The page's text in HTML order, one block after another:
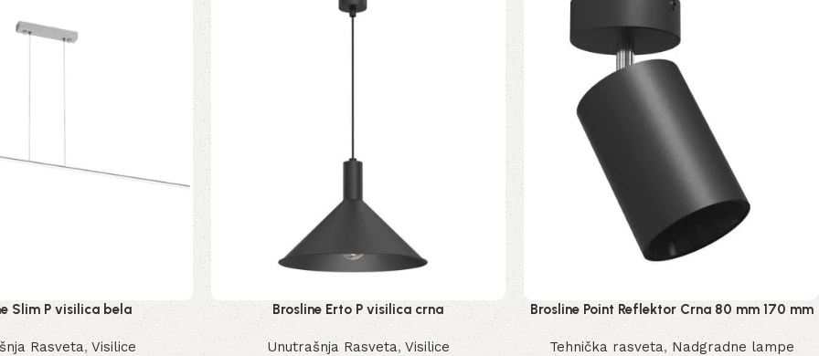
Slim P visilica bela
Rasveta,Visilice
Brosline Erto P visilica crna
Unutrašnja Rasveta,Visilice
Brosline Point Reflektor Crna 80 mm 170 mm
2288 mm
Tehnička rasveta,Nadgradne lampe